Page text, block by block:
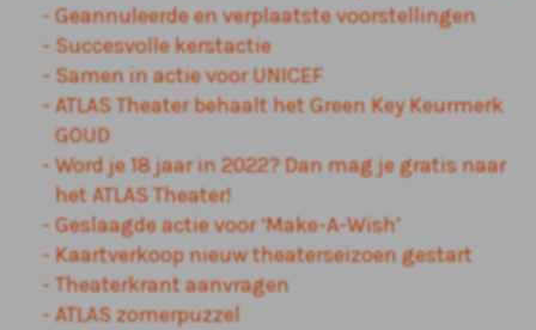
Geannuleerde en verplaatste voorstellingen
Succesvolle kerstactie
Samen in actie voor UNICEF
ATLAS Theater behaalt het Green Key Keurmerk
GOUD
Word je 18 jaar in 2022? Dan mag je gratis naar
het ATLAS Theater!
Geslaagde actie voor ‘Make-A-Wish’
Kaartverkoop nieuw theaterseizoen gestart
Theaterkrant aanvragen
ATLAS zomerpuzzel